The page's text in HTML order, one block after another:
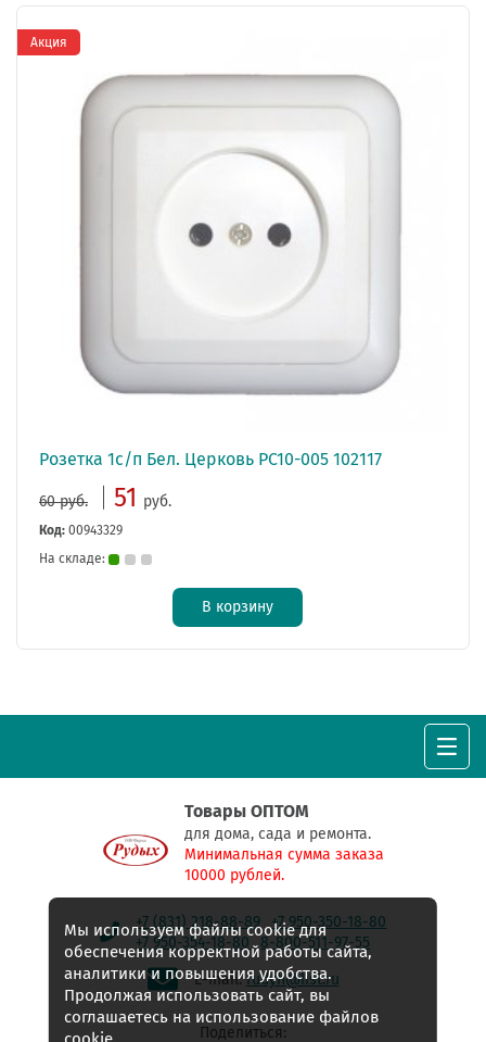
Розетка 1с/п Бел. Церковь РС10-005 102117
60 руб. 51 руб.
Код: 00943329
На складе:
В корзину
Акция
Товары ОПТОМ
для дома, сада и ремонта.
Минимальная сумма заказа
10000 рублей.
+7 (831) 218-88-89
+7 950-350-18-80
+7 950-354-18-80
8-800-511-97-55
E-mail:rudyh@list.ru
Поделиться:
Мы используем файлы cookie для
обеспечения корректной работы сайта,
аналитики и повышения удобства.
Продолжая использовать сайт, вы
соглашаетесь на использование файлов